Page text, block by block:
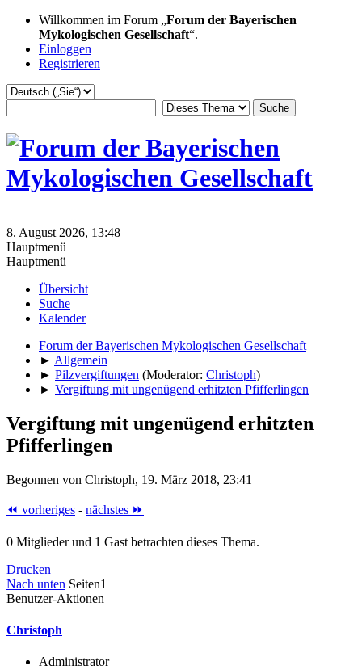
Willkommen im Forum „Forum der Bayerischen
Mykologischen Gesellschaft“.
Einloggen
Registrieren
8. August 2026, 13:48
Hauptmenü
Hauptmenü
Übersicht
Suche
Kalender
Forum der Bayerischen Mykologischen Gesellschaft
► Allgemein
► Pilzvergiftungen (Moderator: Christoph)
► Vergiftung mit ungenügend erhitzten Pfifferlingen
Vergiftung mit ungenügend erhitzten
Pfifferlingen
Begonnen von Christoph, 19. März 2018, 23:41
⏪ vorheriges - nächstes ⏩
0 Mitglieder und 1 Gast betrachten dieses Thema.
Drucken
Nach unten Seiten1
Benutzer-Aktionen
Christoph
Administrator